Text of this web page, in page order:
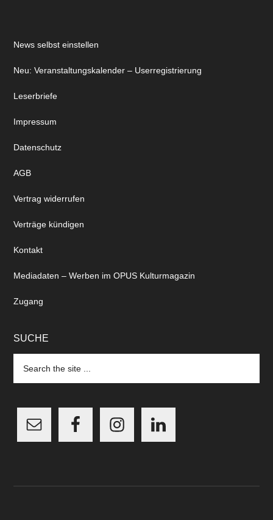
News selbst einstellen
Neu: Veranstaltungskalender – Userregistrierung
Leserbriefe
Impressum
Datenschutz
AGB
Vertrag widerrufen
Verträge kündigen
Kontakt
Mediadaten – Werben im OPUS Kulturmagazin
Zugang
SUCHE
the